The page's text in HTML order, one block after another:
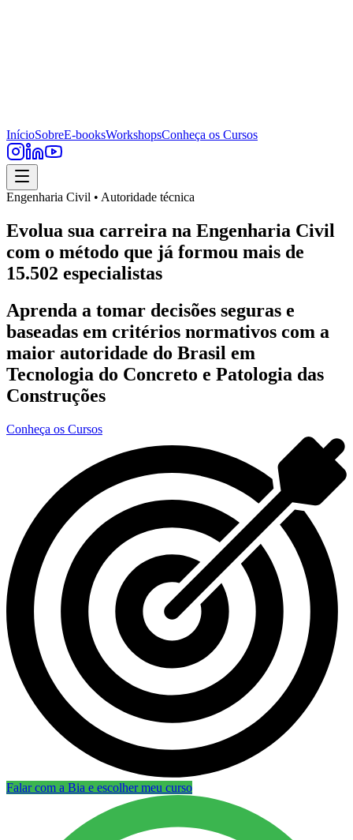
InícioSobreE-booksWorkshopsConheça os Cursos
Engenharia Civil • Autoridade técnica
Evolua sua carreira na Engenharia Civil
com o método que já formou mais de
15.502 especialistas
Aprenda a tomar decisões seguras e
baseadas em critérios normativos com a
maior autoridade do Brasil em
Tecnologia do Concreto e Patologia das
Construções
Conheça os Cursos
Falar com a Bia e escolher meu curso